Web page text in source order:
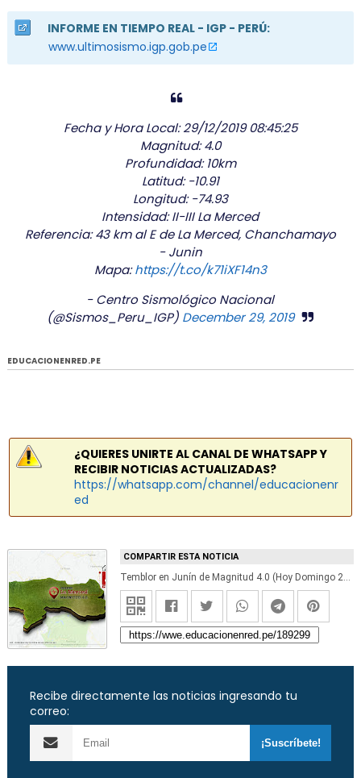
INFORME EN TIEMPO REAL - IGP - PERÚ:
www.ultimosismo.igp.gob.pe
Fecha y Hora Local: 29/12/2019 08:45:25
Magnitud: 4.0
Profundidad: 10km
Latitud: -10.91
Longitud: -74.93
Intensidad: II-III La Merced
Referencia: 43 km al E de La Merced, Chanchamayo
- Junin
Mapa:https://t.co/k71iXF14n3
- Centro Sismológico Nacional
(@Sismos_Peru_IGP) December 29, 2019
EDUCACIONENRED.PE
¿QUIERES UNIRTE AL CANAL DE WHATSAPP Y
RECIBIR NOTICIAS ACTUALIZADAS?
https://whatsapp.com/channel/educacionenr
ed
COMPARTIR ESTA NOTICIA
Temblor en Junín de Magnitud 4.0 (Hoy Domingo 29 Diciembre 2019) Sismo - Epicentro - La Merced - Chanchamayo - Perené - Pichanaqui - San Ramón - Vítoc - IGP - www.igp.gob.pe
Recibe directamente las noticias ingresando tu
correo: